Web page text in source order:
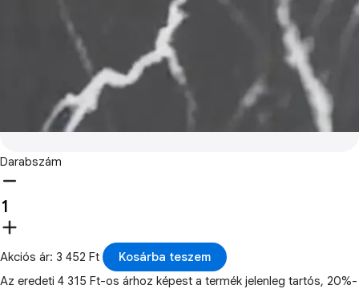
Darabszám
Akciós ár: 3 452 Ft
Kosárba teszem
Az eredeti 4 315 Ft-os árhoz képest a termék jelenleg tartós, 20%-